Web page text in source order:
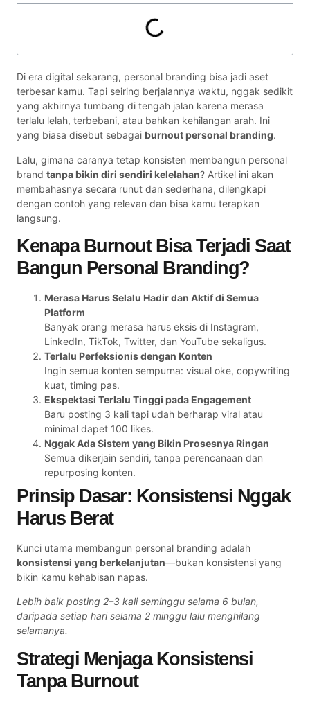
Di era digital sekarang, personal branding bisa jadi aset
terbesar kamu. Tapi seiring berjalannya waktu, nggak sedikit
yang akhirnya tumbang di tengah jalan karena merasa
terlalu lelah, terbebani, atau bahkan kehilangan arah. Ini
yang biasa disebut sebagai burnout personal branding.
Lalu, gimana caranya tetap konsisten membangun personal
brand tanpa bikin diri sendiri kelelahan? Artikel ini akan
membahasnya secara runut dan sederhana, dilengkapi
dengan contoh yang relevan dan bisa kamu terapkan
langsung.
Kenapa Burnout Bisa Terjadi Saat
Bangun Personal Branding?
Merasa Harus Selalu Hadir dan Aktif di Semua
Platform
Banyak orang merasa harus eksis di Instagram,
LinkedIn, TikTok, Twitter, dan YouTube sekaligus.
Terlalu Perfeksionis dengan Konten
Ingin semua konten sempurna: visual oke, copywriting
kuat, timing pas.
Ekspektasi Terlalu Tinggi pada Engagement
Baru posting 3 kali tapi udah berharap viral atau
minimal dapet 100 likes.
Nggak Ada Sistem yang Bikin Prosesnya Ringan
Semua dikerjain sendiri, tanpa perencanaan dan
repurposing konten.
Prinsip Dasar: Konsistensi Nggak
Harus Berat
Kunci utama membangun personal branding adalah
konsistensi yang berkelanjutan—bukan konsistensi yang
bikin kamu kehabisan napas.
Lebih baik posting 2–3 kali seminggu selama 6 bulan,
daripada setiap hari selama 2 minggu lalu menghilang
selamanya.
Strategi Menjaga Konsistensi
Tanpa Burnout